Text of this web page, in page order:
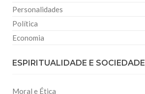
Personalidades
Política
Economia
ESPIRITUALIDADE E SOCIEDADE
Moral e Ética